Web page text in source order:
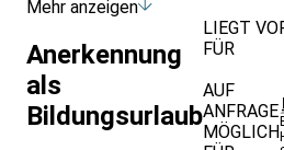
Ein besonderer Fokus liegt
nur zu übernehmen, sondern
fachlichen Inputs zu
und Kommunikation bietet das
Übungen, Fallarbeiten und Raum
Reflexion. Themen wie
Unsicherheit, Konflikte und
Mehr anzeigen
Anerkennung
als
Bildungsurlaub
LIEGT
FÜR
AUF
ANFRAGE
MÖGLICH